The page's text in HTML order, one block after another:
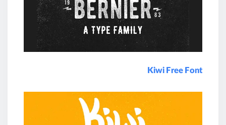
Kiwi Free Font